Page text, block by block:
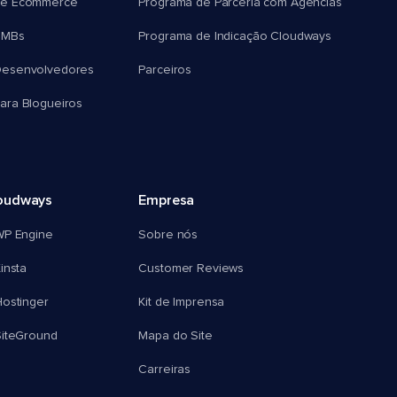
Ecommerce
Blogueiros
Programa de Parceria com Agências
Programa de Indicação Cloudways
Parceiros
Engine
Empresa
Sobre nós
Customer Reviews
Kit de Imprensa
Mapa do Site
Carreiras